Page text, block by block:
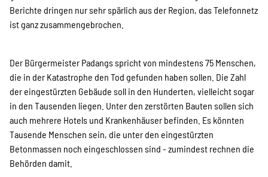
SPENDEN
Über uns
Transparenz
Berichte dringen nur sehr spärlich aus der Region, das Telefonnetz
ist ganz zusammengebrochen.
Der Bürgermeister Padangs spricht von mindestens 75 Menschen,
die in der Katastrophe den Tod gefunden haben sollen. Die Zahl
der eingestürzten Gebäude soll in den Hunderten, vielleicht sogar
in den Tausenden liegen. Unter den zerstörten Bauten sollen sich
auch mehrere Hotels und Krankenhäuser befinden. Es könnten
Tausende Menschen sein, die unter den eingestürzten
Betonmassen noch eingeschlossen sind - zumindest rechnen die
Behörden damit.